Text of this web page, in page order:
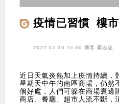
疫情已習慣 樓
2022.07.30 15:00 博客 蔡志忠
近日天氣炎熱加上疫情持續，
星期天中午的南區商場，仍然
個好處，人們可躲在商場裏邊
商店、餐廳、超市人流不斷，